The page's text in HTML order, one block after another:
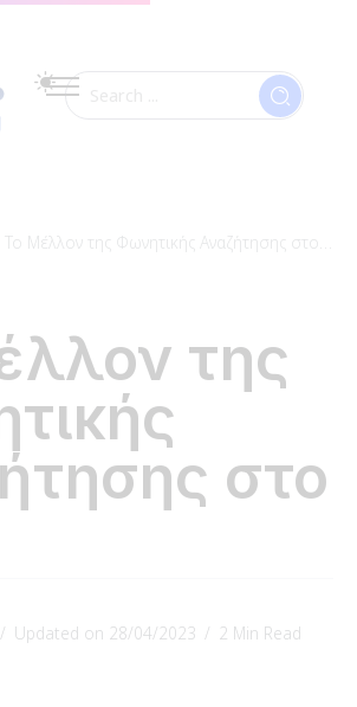
Το Μέλλον της Φωνητικής Αναζήτησης στο SEO
της
στο
Updated on 28/04/2023
2 Min Read